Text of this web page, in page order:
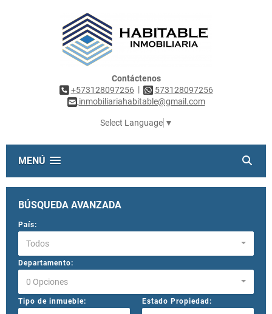
Contáctenos
+573128097256 |
573128097256
inmobiliariahabitable@gmail.com
Select Language ▼
MENÚ
BÚSQUEDA AVANZADA
País:
Todos
Departamento:
0 Opciones
Tipo de inmueble: Estado Propiedad: